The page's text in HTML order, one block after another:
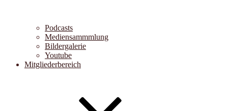
Podcasts
Mediensammmlung
Bildergalerie
Youtube
Mitgliederbereich